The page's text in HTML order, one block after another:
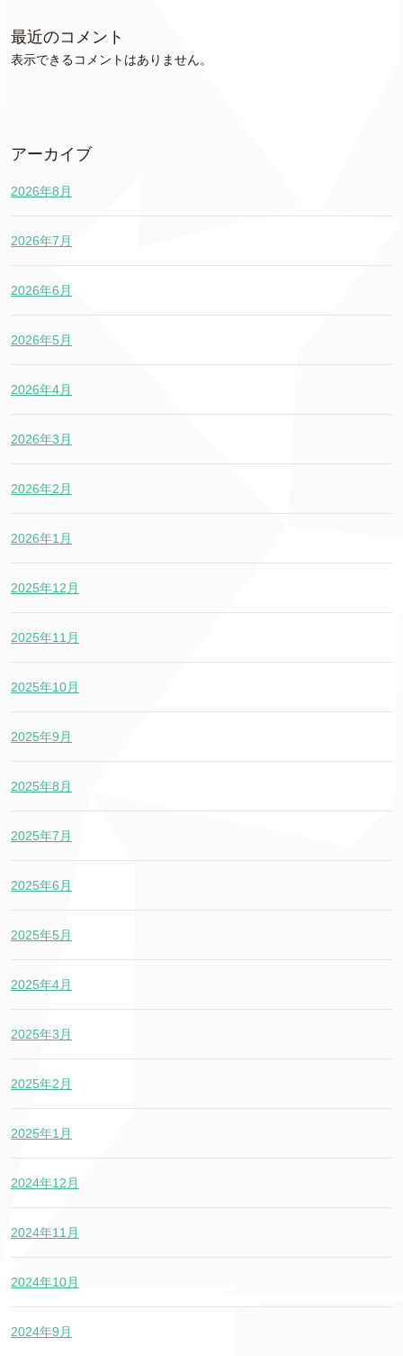
最近のコメント
表示できるコメントはありません。
アーカイブ
2026年8月
2026年7月
2026年6月
2026年5月
2026年4月
2026年3月
2026年2月
2026年1月
2025年12月
2025年11月
2025年10月
2025年9月
2025年8月
2025年7月
2025年6月
2025年5月
2025年4月
2025年3月
2025年2月
2025年1月
2024年12月
2024年11月
2024年10月
2024年9月